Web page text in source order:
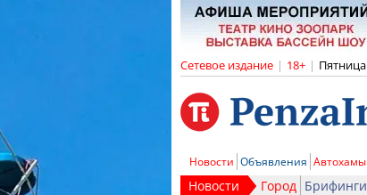
Сетевое издание | 18+ | Пятница
Новости Объявления Автохамы
Новости Город Брифинги